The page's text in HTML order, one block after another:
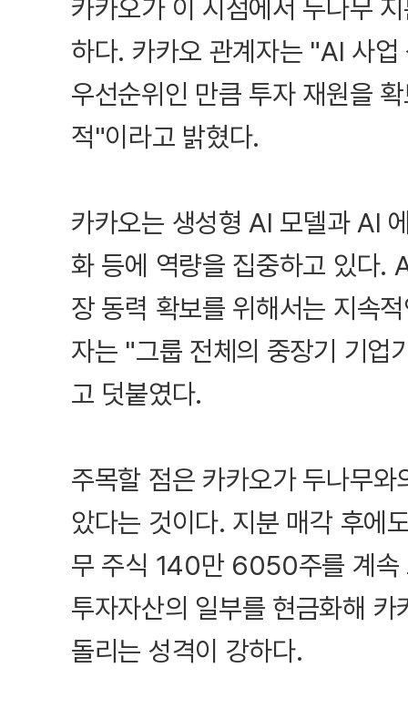
카카오가 이 시점에서 두나무
하다. 카카오 관계자는 "AI 사
우선순위인 만큼 투자 재원을
적"이라고 밝혔다.
카카오는 생성형 AI 모델과 AI
화 등에 역량을 집중하고 있다.
장 동력 확보를 위해서는 지속
자는 "그룹 전체의 중장기 기업
고 덧붙였다.
주목할 점은 카카오가 두나무
았다는 것이다. 지분 매각 후에
무 주식 140만 6050주를 계속
투자자산의 일부를 현금화해
돌리는 성격이 강하다.